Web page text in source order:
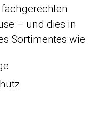
– und dies in
Sortimentes wie